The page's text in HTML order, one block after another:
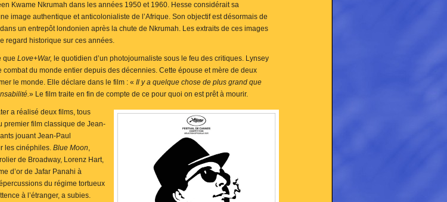
Kwame Nkrumah dans les années 1950 et 1960. Hesse considérait sa
image authentique et anticolonialiste de l’Afrique. Son objectif est désormais de
un entrepôt londonien après la chute de Nkrumah. Les extraits de ces images
regard historique sur ces années.
que Love+War, le quotidien d’un photojournaliste sous le feu des critiques. Lynsey
du monde entier depuis des décennies. Cette épouse et mère de deux
le monde. Elle déclare dans le film : « Il y a quelque chose de plus grand que
» Le film traite en fin de compte de ce pour quoi on est prêt à mourir.
a réalisé deux films, tous
premier film classique de Jean-
jouant Jean-Paul
les cinéphiles. Blue Moon,
de Broadway, Lorenz Hart,
d’or de Jafar Panahi à
du régime tortueux
à l’étranger, a subies.